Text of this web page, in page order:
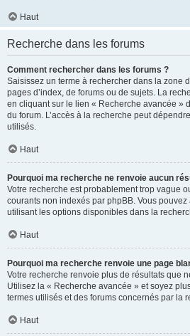
Haut
Recherche dans les forums
Comment rechercher dans les forums ?
Saisissez un terme à rechercher dans la zone
pages d’index, de forums ou de sujets. La
en cliquant sur le lien « Recherche avancée »
du forum. L’accès à la recherche peut
utilisés.
Haut
Pourquoi ma recherche ne renvoie aucun
Votre recherche est probablement trop vague
courants non indexés par phpBB. Vous
utilisant les options disponibles dans la
Haut
Pourquoi ma recherche renvoie une page
Votre recherche renvoie plus de résultats que
Utilisez la « Recherche avancée » et soyez
termes utilisés et des forums concernés par la
Haut